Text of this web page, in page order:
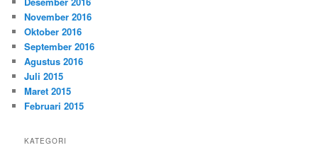
November 2016
Oktober 2016
September 2016
Agustus 2016
Juli 2015
Maret 2015
Februari 2015
KATEGORI